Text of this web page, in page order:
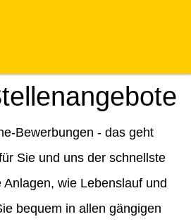
Bewerbungen - das geht
Sie und uns der schnellste
wie Lebenslauf und
bequem in allen gängigen